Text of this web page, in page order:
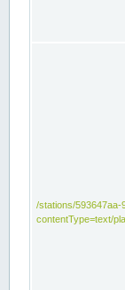
/stations/
contentType=text/